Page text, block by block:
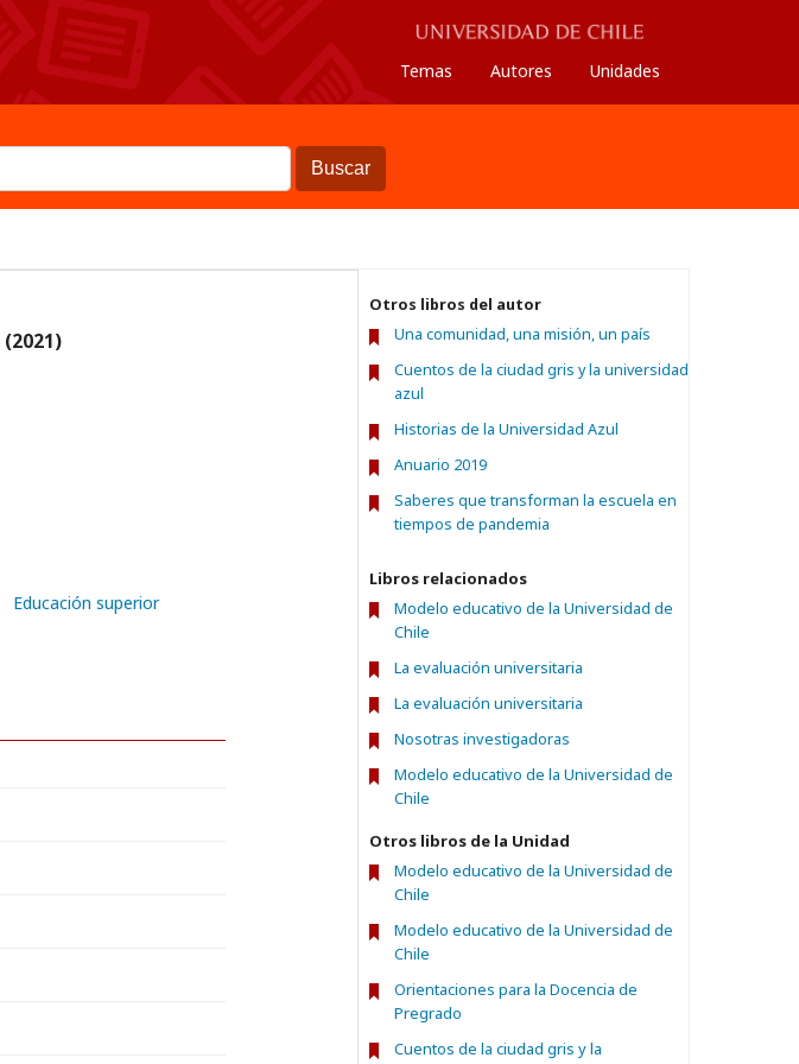
Temas Autores Unidades
Buscar
(2021)
Educación superior
Otros libros del autor
Una comunidad, una misión, un país
Cuentos de la ciudad gris y la universidad
azul
Historias de la Universidad Azul
Anuario 2019
Saberes que transforman la escuela en
tiempos de pandemia
Libros relacionados
Modelo educativo de la Universidad de
Chile
La evaluación universitaria
La evaluación universitaria
Nosotras investigadoras
Modelo educativo de la Universidad de
Chile
Otros libros de la Unidad
Modelo educativo de la Universidad de
Chile
Modelo educativo de la Universidad de
Chile
Orientaciones para la Docencia de
Pregrado
Cuentos de la ciudad gris y la